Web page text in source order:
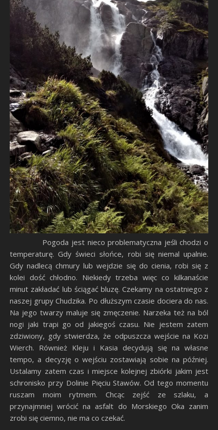
Pogoda jest nieco problematyczna jeśli chodzi o
temperaturę. Gdy świeci słońce, robi się niemal upalnie.
Gdy nadlecą chmury lub wejdzie się do cienia, robi się z
kolei dość chłodno. Niekiedy trzeba więc co kilkanaście
minut zakładać lub ściągać bluzę. Czekamy na ostatniego z
naszej grupy Chudzika. Po dłuższym czasie dociera do nas.
Na jego twarzy maluje się zmęczenie. Narzeka też na ból
nogi jaki trapi go od jakiegoś czasu. Nie jestem zatem
zdziwiony, gdy stwierdza, że odpuszcza wejście na Kozi
Wierch. Również Kleju i Kasia decydują się na własne
tempo, a decyzję o wejściu zostawiają sobie na później.
Ustalamy zatem czas i miejsce kolejnej zbiórki jakim jest
schronisko przy Dolinie Pięciu Stawów. Od tego momentu
ruszam moim rytmem. Chcąc zejść ze szlaku, a
przynajmniej wrócić na asfalt do Morskiego Oka zanim
zrobi się ciemno, nie ma co czekać.